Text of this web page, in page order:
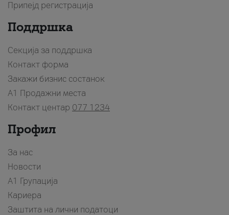
Припејд регистрација
Поддршка
Секција за поддршка
Контакт форма
Закажи бизнис состанок
A1 Продажни места
Контакт центар 077 1234
Профил
За нас
Новости
А1 Групација
Кариера
Заштита на лични податоци